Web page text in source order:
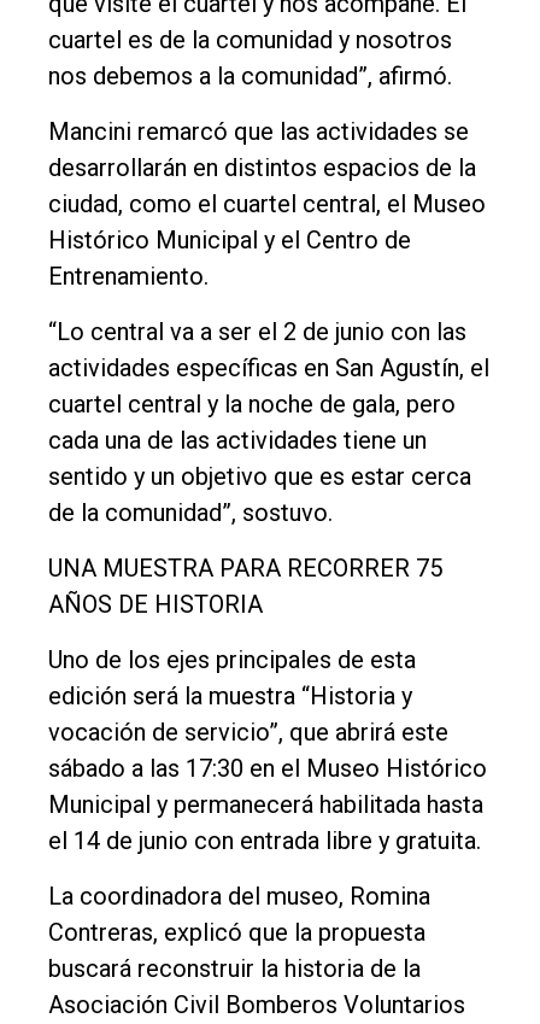
cuartel es de la comunidad y nosotros
nos debemos a la comunidad”, afirmó.
Mancini remarcó que las actividades se
desarrollarán en distintos espacios de la
ciudad, como el cuartel central, el Museo
Histórico Municipal y el Centro de
Entrenamiento.
“Lo central va a ser el 2 de junio con las
actividades específicas en San Agustín, el
cuartel central y la noche de gala, pero
cada una de las actividades tiene un
sentido y un objetivo que es estar cerca
de la comunidad”, sostuvo.
UNA MUESTRA PARA RECORRER 75
AÑOS DE HISTORIA
Uno de los ejes principales de esta
edición será la muestra “Historia y
vocación de servicio”, que abrirá este
sábado a las 17:30 en el Museo Histórico
Municipal y permanecerá habilitada hasta
el 14 de junio con entrada libre y gratuita.
La coordinadora del museo, Romina
Contreras, explicó que la propuesta
buscará reconstruir la historia de la
Asociación Civil Bomberos Voluntarios